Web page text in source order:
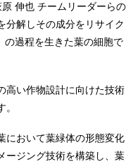
伸也 チームリーダーらの
分解しその成分をリサイク
の過程を生きた葉の細胞で
高い作物設計に向けた技術
において葉緑体の形態変化
ージング技術を構築し、葉